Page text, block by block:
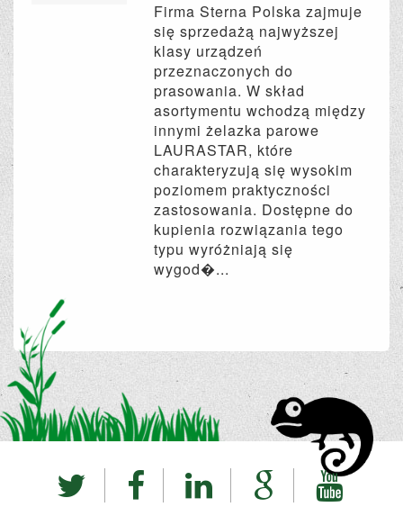
Firma Sterna Polska zajmuje
się sprzedażą najwyższej
klasy urządzeń
przeznaczonych do
prasowania. W skład
asortymentu wchodzą między
innymi żelazka parowe
LAURASTAR, które
charakteryzują się wysokim
poziomem praktyczności
zastosowania. Dostępne do
kupienia rozwiązania tego
typu wyróżniają się
wygod�...